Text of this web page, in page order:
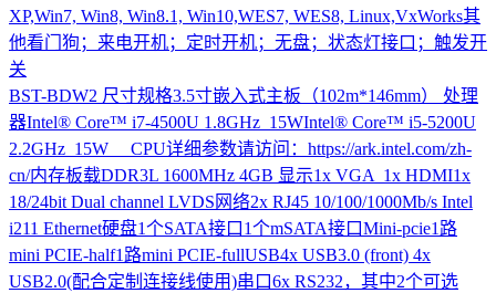
XP,Win7, Win8, Win8.1, Win10,WES7, WES8, Linux,VxWorks其
他看门狗；来电开机；定时开机；无盘；状态灯接口；触发开
关
BST-BDW2 尺寸规格3.5寸嵌入式主板（102m*146mm） 处理
器Intel® Core™ i7-4500U 1.8GHz 15WIntel® Core™ i5-5200U
2.2GHz 15W CPU详细参数请访问：https://ark.intel.com/zh-
cn/内存板载DDR3L 1600MHz 4GB 显示1x VGA 1x HDMI1x
18/24bit Dual channel LVDS网络2x RJ45 10/100/1000Mb/s Intel
i211 Ethernet硬盘1个SATA接口1个mSATA接口Mini-pcie1路
mini PCIE-half1路mini PCIE-fullUSB4x USB3.0 (front) 4x
USB2.0(配合定制连接线使用)串口6x RS232，其中2个可选